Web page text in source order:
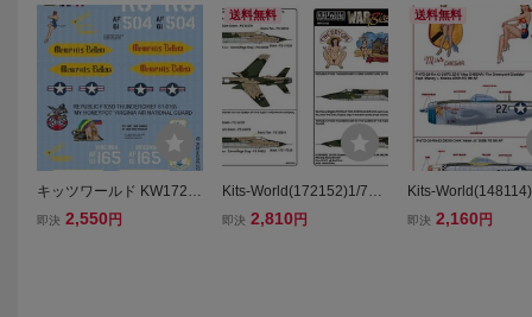
944年他用デカール
キッツワールド KW1721
53 1/72 REPUBLIC F105
即決 2,550 円
デカール
送料無料
Kits-World(172152)1/72 F
105D THUNDERCHIEF
即決 2,810 円
SY GALORE II'他
送料無料
Kits-
-47D Thunderbolt
即決 2,160 円